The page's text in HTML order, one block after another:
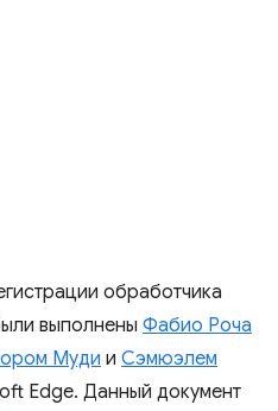
обработчика
выполнены Фабио Роча
Муди и Сэмюэлем
Edge. Данный документ